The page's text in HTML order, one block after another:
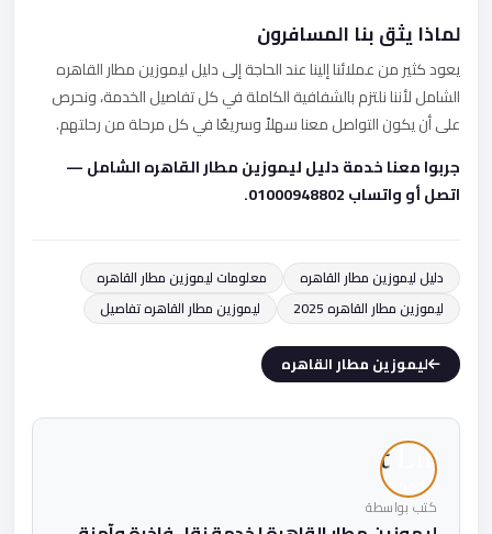
لماذا يثق بنا المسافرون
يعود كثير من عملائنا إلينا عند الحاجة إلى دليل ليموزين مطار القاهره
الشامل لأننا نلتزم بالشفافية الكاملة في كل تفاصيل الخدمة، ونحرص
على أن يكون التواصل معنا سهلاً وسريعًا في كل مرحلة من رحلتهم.
جربوا معنا خدمة دليل ليموزين مطار القاهره الشامل —
اتصل أو واتساب 01000948802.
دليل ليموزين مطار القاهره
معلومات ليموزين مطار القاهره
ليموزين مطار القاهره 2025
ليموزين مطار القاهره تفاصيل
ليموزين مطار القاهره
كتب بواسطة